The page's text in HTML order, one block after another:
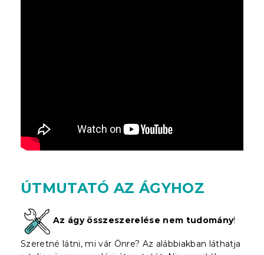
ÚTMUTATÓ AZ ÁGYHOZ
Az ágy összeszerelése nem tudomány!
Szeretné látni, mi vár Önre? Az alábbiakban láthatja